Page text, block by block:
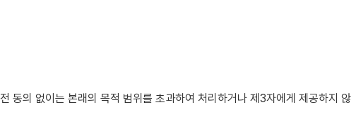
동의 없이는 본래의 목적 범위를 초과하여 처리하거나 제3자에게 제공하지 않